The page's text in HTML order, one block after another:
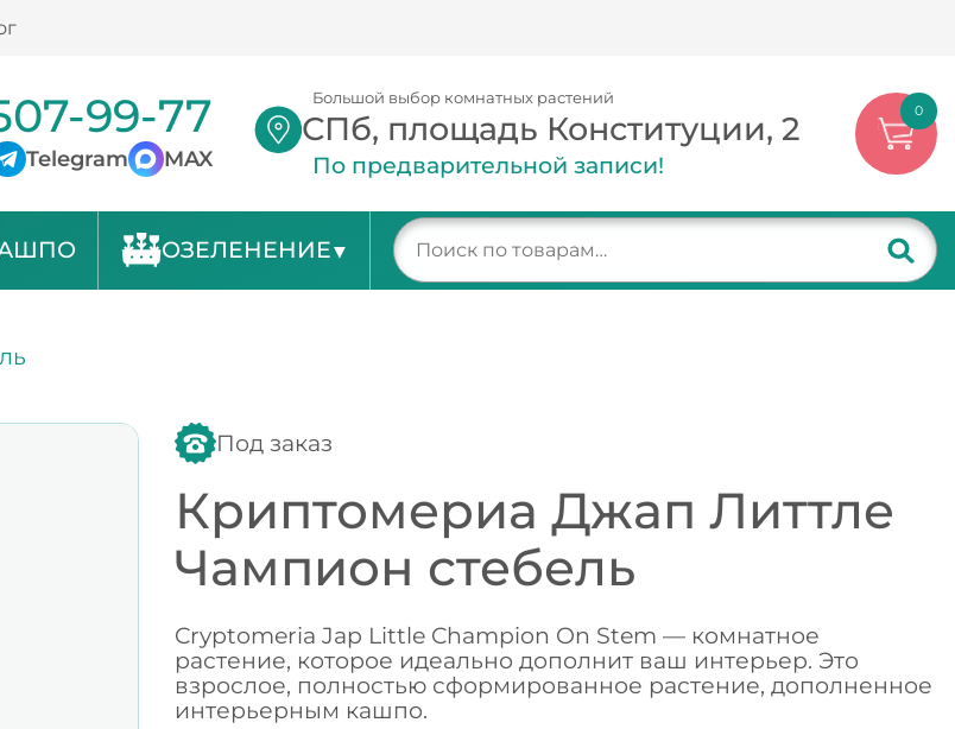
99-77
Telegram MAX
Большой выбор комнатных растений
СПб, площадь Конституции, 2
По предварительной записи!
0
ОЗЕЛЕНЕНИЕ
Под заказ
Криптомериа Джап Литтле
Чампион стебель
Cryptomeria Jap Little Champion On Stem — комнатное
растение, которое идеально дополнит ваш интерьер. Это
взрослое, полностью сформированное растение, дополненное
интерьерным кашпо.